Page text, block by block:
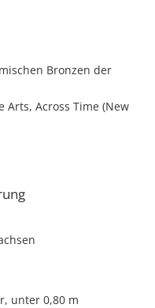
Bronzen der
Arts, Across Time (New
unter 0,80 m